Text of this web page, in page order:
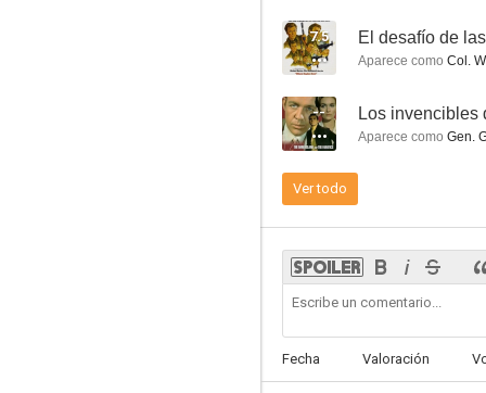
--
--
7.5 El desafío de
Aparece como Col.
-- Los invencibles
Aparece como Gen.
Ver todo
Fecha Valoración